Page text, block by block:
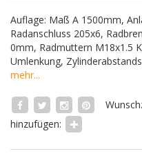
Auflage: Maß A 1500mm,
Radanschluss 205x6,
0mm, Radmuttern M18x1.5
Umlenkung,
mehr...
hinzufügen: